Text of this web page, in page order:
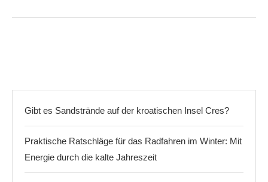
Gibt es Sandstrände auf der kroatischen Insel Cres?
Praktische Ratschläge für das Radfahren im Winter: Mit
Energie durch die kalte Jahreszeit